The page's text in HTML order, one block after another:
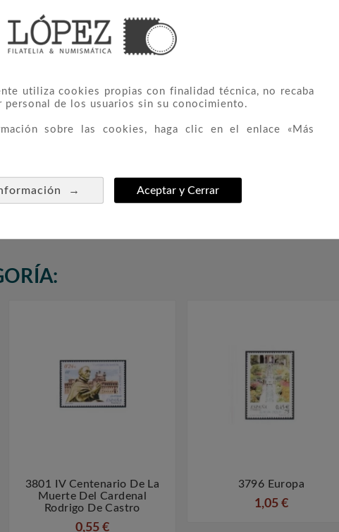
utiliza cookies propias con finalidad técnica, no recaba
personal de los usuarios sin su conocimiento.
sobre las cookies, haga clic en el enlace «Más
→ Aceptar y Cerrar

3796 Europa
1,05 €
3878 HB Exposición
Mundial De Filatelia Juvenil
España 2002
 
3801 IV Centenario De La
Muerte Del Cardenal
Rodrigo De Castro
0,55 €

3796 Europa
1,05 €